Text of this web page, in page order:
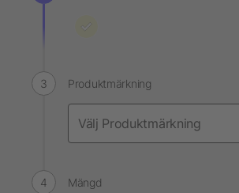
Produktmärkning
Mängd